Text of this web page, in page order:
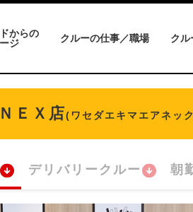
からの
ジ
クルーの仕事／職場 クル
ＥＸ店(ワセダエキマエアネッ
デリバリークルー 朝